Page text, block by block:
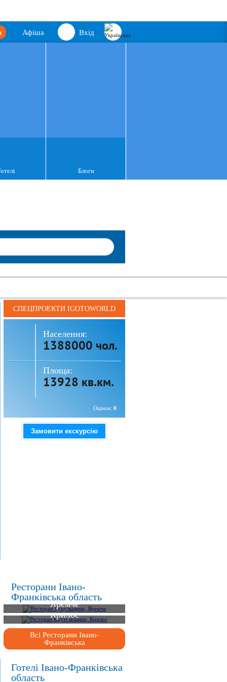
Вхід
Афіша
Блоги
СПЕЦПРОЕКТИ IGOTOWORLD
Населення:
1388000 чол.
Площа:
13928 кв.км.
Оцінок: 0
Замовити екскурсію
Ресторани Івано-
Франківська область
Ресторан Гуцульщина,
Яремче
Ресторан Круті кошики,
Крилос
Всі Ресторани Івано-
Франківська
Готелі Івано-Франківська
область